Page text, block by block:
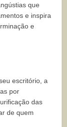
que
e inspira
e
escritório, a
por
das
de quem